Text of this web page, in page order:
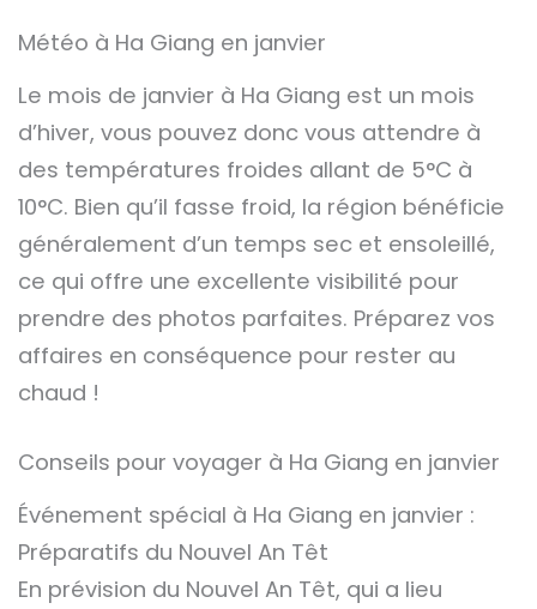
Météo à Ha Giang en janvier
Le mois de janvier à Ha Giang est un mois
d’hiver, vous pouvez donc vous attendre à
des températures froides allant de 5°C à
10°C. Bien qu’il fasse froid, la région bénéficie
généralement d’un temps sec et ensoleillé,
ce qui offre une excellente visibilité pour
prendre des photos parfaites. Préparez vos
affaires en conséquence pour rester au
chaud !
Conseils pour voyager à Ha Giang en janvier
Événement spécial à Ha Giang en janvier :
Préparatifs du Nouvel An Têt
En prévision du Nouvel An Têt, qui a lieu